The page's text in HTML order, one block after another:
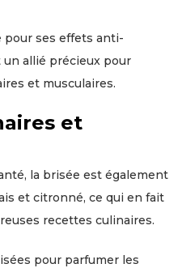
pour ses effets anti-
allié précieux pour
et musculaires.
et
la brisée est également
et citronné, ce qui en fait
recettes culinaires.
pour parfumer les